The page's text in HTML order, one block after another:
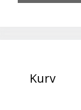
Kurv